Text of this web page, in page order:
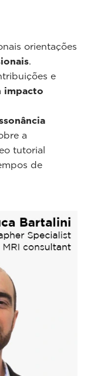
orientações
.
e
impacto
a
tutorial
de